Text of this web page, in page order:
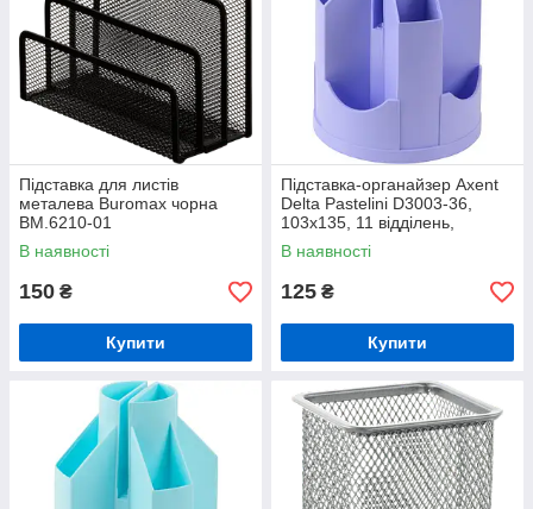
Підставка для листів
металева Buromax чорна
BM.6210-01
В наявності
150 ₴
Купити
Підставка-органайзер Axent
Delta Pastelini D3003-36,
103x135, 11 відділень,
бузкова
В наявності
125 ₴
Купити